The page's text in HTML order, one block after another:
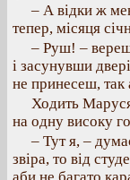
– А відки ж
тепер, місяця
– Руш! –
і засунувши
не принесеш, так
Ходить
на одну високу
– Тут я, –
звіра, то від